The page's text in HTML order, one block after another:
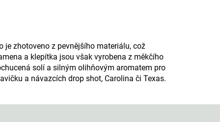
je zhotoveno z pevnějšího materiálu, což
a klepítka jsou však vyrobena z měkčího
solí a silným olihňovým aromatem pro
a návazcích drop shot, Carolina či Texas.